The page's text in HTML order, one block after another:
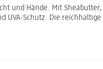
und Hände. Mit
UVA-Schutz. Die